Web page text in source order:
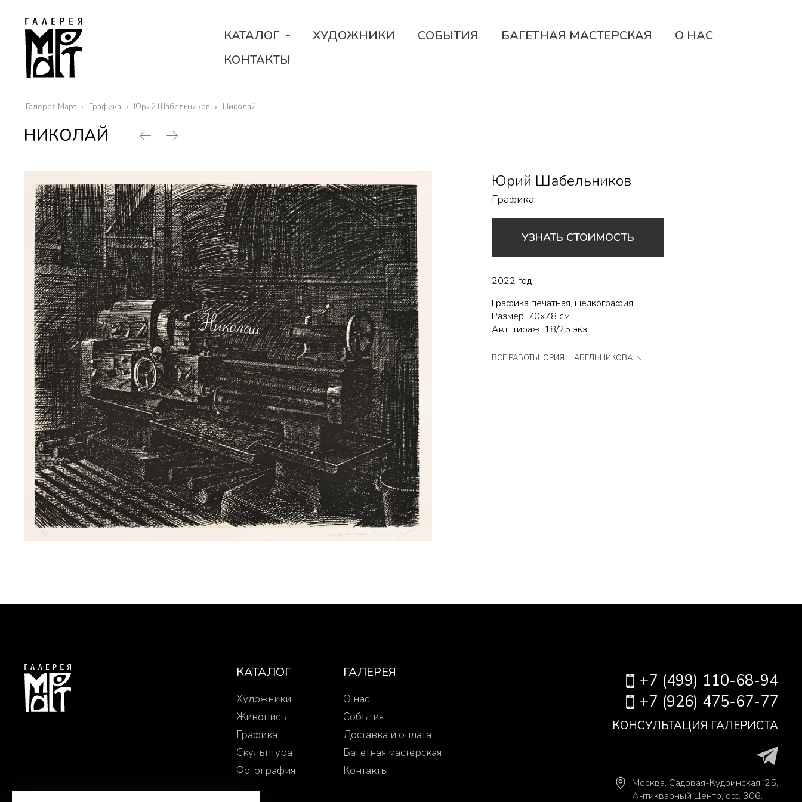
КАТАЛОГ ХУДОЖНИКИ СОБЫТИЯ БАГЕТНАЯ МАСТЕРСКАЯ
О НАС
КОНТАКТЫ
Галерея Март Графика Юрий Шабельников Николай
НИКОЛАЙ
Юрий Шабельников
Графика
УЗНАТЬ СТОИМОСТЬ
2022 год
Графика печатная, шелкография.
Размер: 70х78 см.
Авт. тираж: 18/25 экз.
ВСЕ РАБОТЫ ЮРИЯ ШАБЕЛЬНИКОВА
КАТАЛОГ
Художники
Живопись
Графика
Скульптура
Фотография
ГАЛЕРЕЯ
О нас
События
Доставка и оплата
Багетная мастерская
Контакты
+7 (499) 110-68-94
+7 (926) 475-67-77
КОНСУЛЬТАЦИЯ ГАЛЕРИСТА
Москва. Садовая-Кудринская, 25,
Антикварный Центр, оф. 306.